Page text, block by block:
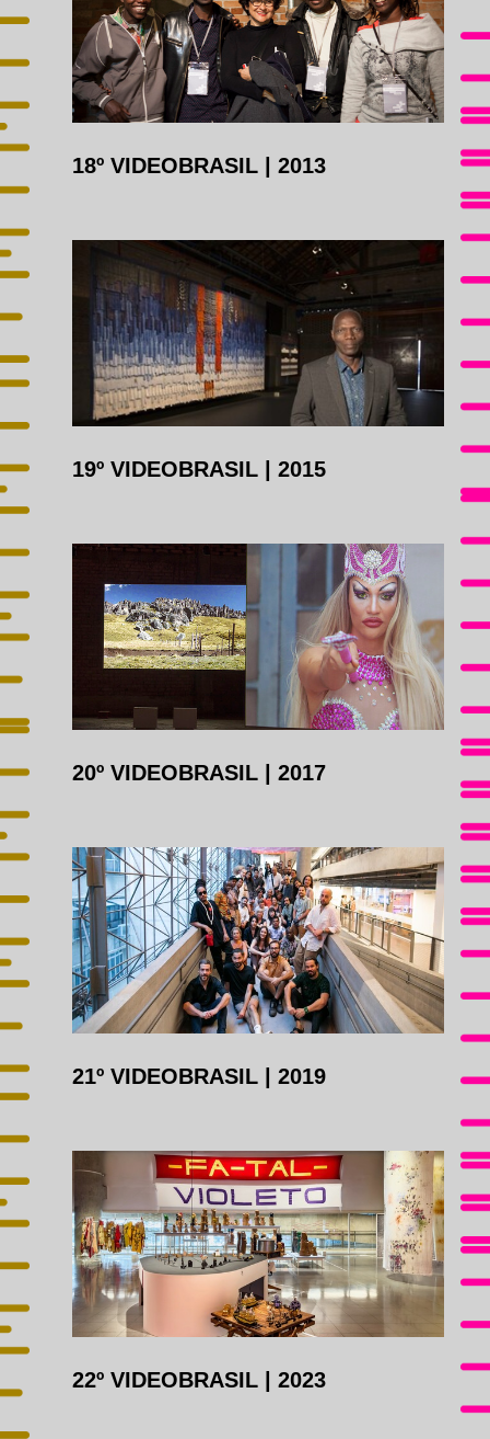
18º VIDEOBRASIL 2013
19º VIDEOBRASIL 2015
20º VIDEOBRASIL 2017
21º VIDEOBRASIL 2019
22º VIDEOBRASIL 2023